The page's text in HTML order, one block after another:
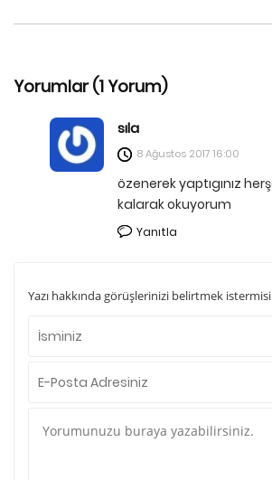
Yorumlar (1 Yorum)
sıla
8 Ağustos 2017 16:00
özenerek yaptıgınız
kalarak okuyorum
Yanıtla
Yazı hakkında görüşlerinizi belirtmek